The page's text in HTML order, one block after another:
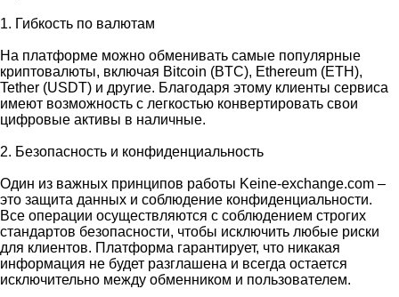
1. Гибкость по валютам
На платформе можно обменивать самые популярные
криптовалюты, включая Bitcoin (BTC), Ethereum (ETH),
Tether (USDT) и другие. Благодаря этому клиенты сервиса
имеют возможность с легкостью конвертировать свои
цифровые активы в наличные.
2. Безопасность и конфиденциальность
Один из важных принципов работы Keine-exchange.com –
это защита данных и соблюдение конфиденциальности.
Все операции осуществляются с соблюдением строгих
стандартов безопасности, чтобы исключить любые риски
для клиентов. Платформа гарантирует, что никакая
информация не будет разглашена и всегда остается
исключительно между обменником и пользователем.